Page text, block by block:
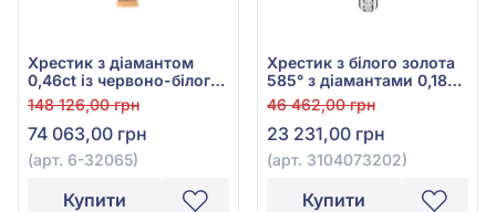
Хрестик з діамантом
0,46ct із червоно-білого
золота 585°, арт. 6-
32065
148 126,00 грн
74 063,00 грн
(арт. 6-32065)
Купити
Хрестик з білого золота
585° з діамантами 0,18ct,
арт. 3104073202
46 462,00 грн
23 231,00 грн
(арт. 3104073202)
Купити